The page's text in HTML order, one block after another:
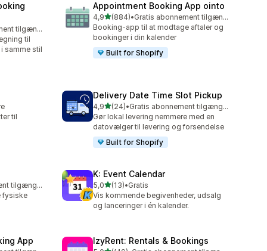
Gratis abonnement tilgængeligt
til
samme stil
Appointment Booking App ointo
4,9ud af 5 stjerner
(884)
884 anmeldelser i alt
•
Gratis abonnement tilgængeligt
Booking-app til at modtage aftaler og
bookinger i din kalender
Built for Shopify
til
Delivery Date Time Slot Pickup
4,9ud af 5 stjerner
(24)
24 anmeldelser i alt
•
Gratis abonnement tilgængeligt
Gør lokal levering nemmere med en
datovælger til levering og forsendelse
Built for Shopify
Gratis abonnement tilgængeligt
fysiske
K: Event Calendar
5,0ud af 5 stjerner
(13)
13 anmeldelser i alt
•Gratis
Vis kommende begivenheder, udsalg
og lanceringer i én kalender.
App IzyRent: Rentals & Bookings